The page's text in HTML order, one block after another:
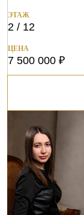
ЭТАЖ
2 / 12
ЦЕНА
7 500 000 ₽